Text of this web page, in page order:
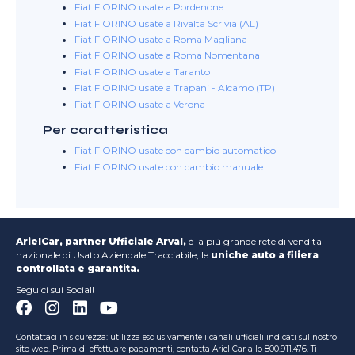
Fiat FIORINO usate a Pordenone
Fiat FIORINO usate a Rivalta Scrivia (AL)
Fiat FIORINO usate a Roma Magliana
Fiat FIORINO usate a Roma Nomentana
Fiat FIORINO usate a Taranto
Fiat FIORINO usate a Trapani - Alcamo (TP)
Fiat FIORINO usate a Verona
Per caratteristica
Fiat FIORINO usate con cambio automatico
Fiat FIORINO usate con cambio manuale
ArielCar, partner Ufficiale Arval, è la più grande rete di vendita
nazionale di Usato Aziendale Tracciabile, le uniche auto a filiera
controllata e garantita.
Seguici sui Social!
Contattaci in sicurezza: utilizza esclusivamente i canali ufficiali indicati sul nostro
sito web. Prima di effettuare pagamenti, contatta Ariel Car allo 800.911.476. Ti